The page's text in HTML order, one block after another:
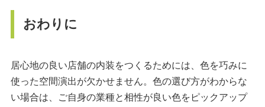
おわりに
居心地の良い店舗の内装をつくるためには、色を巧みに
使った空間演出が欠かせません。色の選び方がわからな
い場合は、ご自身の業種と相性が良い色をピックアップ